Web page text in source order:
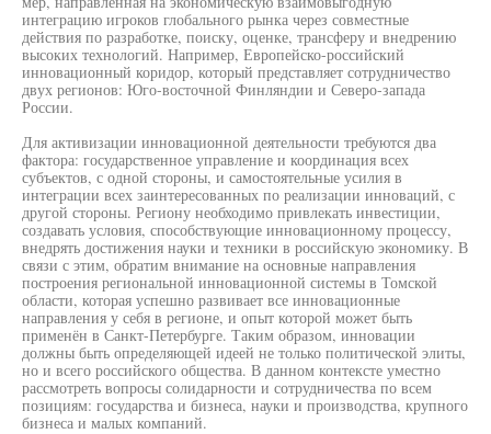
интеграцию игроков глобального рынка через совместные
действия по разработке, поиску, оценке, трансферу и внедрению
высоких технологий. Например, Европейско-российский
инновационный коридор, который представляет сотрудничество
двух регионов: Юго-восточной Финляндии и Северо-запада
России.
Для активизации инновационной деятельности требуются два
фактора: государственное управление и координация всех
субъектов, с одной стороны, и самостоятельные усилия в
интеграции всех заинтересованных по реализации инноваций, с
другой стороны. Региону необходимо привлекать инвестиции,
создавать условия, способствующие инновационному процессу,
внедрять достижения науки и техники в российскую экономику. В
связи с этим, обратим внимание на основные направления
построения региональной инновационной системы в Томской
области, которая успешно развивает все инновационные
направления у себя в регионе, и опыт которой может быть
применён в Санкт-Петербурге. Таким образом, инновации
должны быть определяющей идеей не только политической элиты,
но и всего российского общества. В данном контексте уместно
рассмотреть вопросы солидарности и сотрудничества по всем
позициям: государства и бизнеса, науки и производства, крупного
бизнеса и малых компаний.